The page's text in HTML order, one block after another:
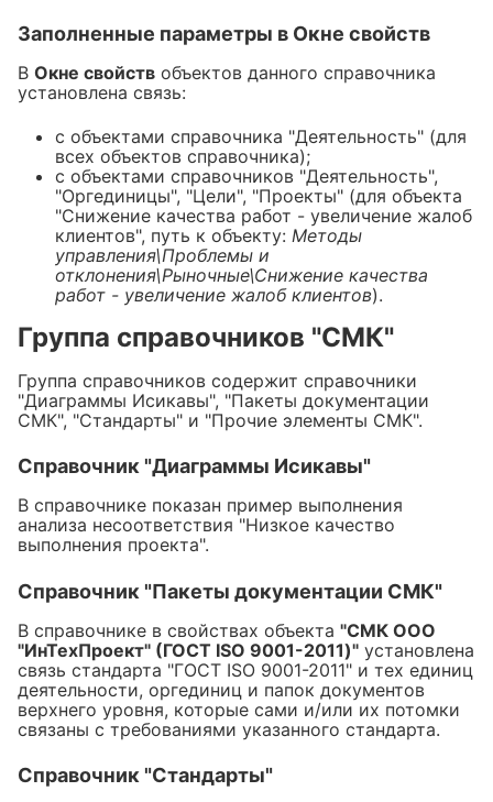
Заполненные параметры в Окне свойств
В Окне свойств объектов данного справочника
установлена связь:
с объектами справочника "Деятельность" (для
всех объектов справочника);
с объектами справочников "Деятельность",
"Оргединицы", "Цели", "Проекты" (для объекта
"Снижение качества работ - увеличение жалоб
клиентов", путь к объекту:Методы
управления\Проблемы и
отклонения\Рыночные\Снижение качества
работ - увеличение жалоб клиентов).
Группа справочников "СМК"
Группа справочников содержит справочники
"Диаграммы Исикавы", "Пакеты документации
СМК", "Стандарты" и "Прочие элементы СМК".
Справочник "Диаграммы Исикавы"
В справочнике показан пример выполнения
анализа несоответствия "Низкое качество
выполнения проекта".
Справочник "Пакеты документации СМК"
В справочнике в свойствах объекта "СМК ООО
"ИнТехПроект" (ГОСТ ISO 9001-2011)" установлена
связь стандарта "ГОСТ ISO 9001-2011" и тех единиц
деятельности, оргединиц и папок документов
верхнего уровня, которые сами и/или их потомки
связаны с требованиями указанного стандарта.
Справочник "Стандарты"